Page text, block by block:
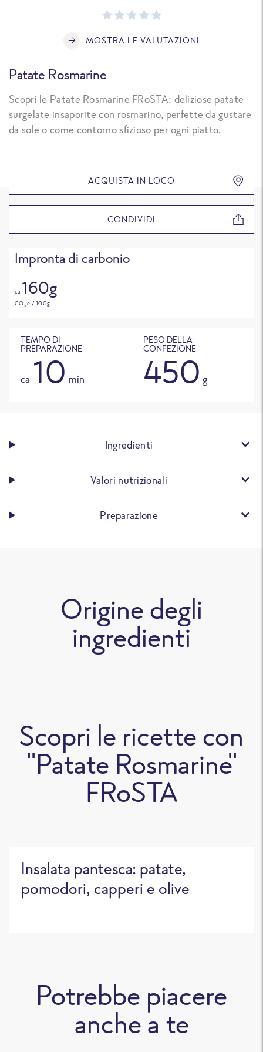
MOSTRA LE VALUTAZIONI
Patate Rosmarine
Scopri le Patate Rosmarine FRoSTA: deliziose patate
surgelate insaporite con rosmarino, perfette da gustare
da sole o come contorno sfizioso per ogni piatto.
ACQUISTA IN LOCO
CONDIVIDI
TEMPO DI
PREPARAZIONE
ca 10 min
PESO DELLA
CONFEZIONE
450 g
Impronta di carbonio
ca 160g
CO2e / 100g
Ingredienti
Valori nutrizionali
Preparazione
Origine degli
ingredienti
Scopri le ricette con
"Patate Rosmarine"
FRoSTA
Insalata pantesca: patate,
pomodori, capperi e olive
Potrebbe piacere
anche a te